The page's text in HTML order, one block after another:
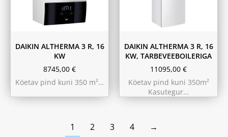
DAIKIN ALTHERMA 3 R, 16
KW
8745,00 €
Köetav pind kuni 350 m²…
230L
DAIKIN ALTHERMA 3 R, 16
KW, TARBEVEEBOILERIGA
11095,00 €
Köetav pind kuni 350m²
Kasutegur…
1 2 3 4 →